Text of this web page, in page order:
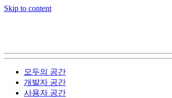
Skip to content
모두의 공간
개발자 공간
사용자 공간